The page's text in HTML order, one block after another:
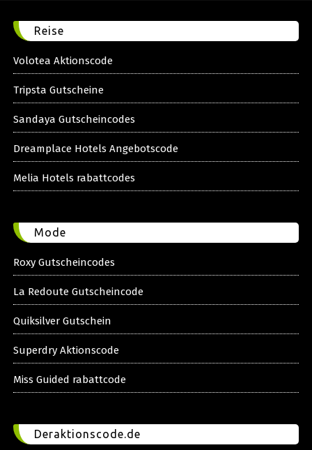
Reise
Volotea Aktionscode
Tripsta Gutscheine
Sandaya Gutscheincodes
Dreamplace Hotels Angebotscode
Melia Hotels rabattcodes
Mode
Roxy Gutscheincodes
La Redoute Gutscheincode
Quiksilver Gutschein
Superdry Aktionscode
Miss Guided rabattcode
Deraktionscode.de